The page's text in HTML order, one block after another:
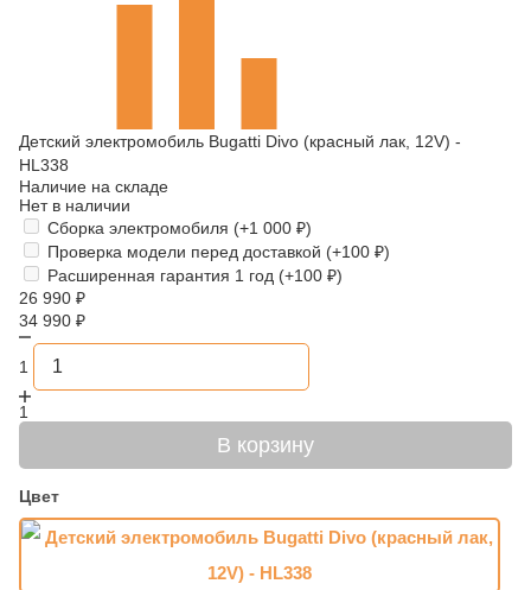
Детский электромобиль Bugatti Divo (красный лак, 12V) -
HL338
Наличие на складе
Нет в наличии
Сборка электромобиля (+1 000 ₽)
Проверка модели перед доставкой (+100 ₽)
Расширенная гарантия 1 год (+100 ₽)
26 990 ₽
34 990 ₽
1
1
В корзину
Цвет